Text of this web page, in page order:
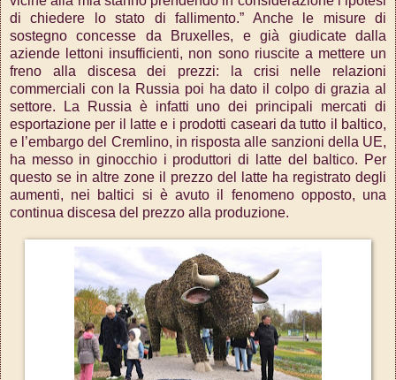
di chiedere lo stato di fallimento.” Anche le misure di
sostegno concesse da Bruxelles, e già giudicate dalla
aziende lettoni insufficienti, non sono riuscite a mettere un
freno alla discesa dei prezzi: la crisi nelle relazioni
commerciali con la Russia poi ha dato il colpo di grazia al
settore. La Russia è infatti uno dei principali mercati di
esportazione per il latte e i prodotti caseari da tutto il baltico,
e l’embargo del Cremlino, in risposta alle sanzioni della UE,
ha messo in ginocchio i produttori di latte del baltico. Per
questo se in altre zone il prezzo del latte ha registrato degli
aumenti, nei baltici si è avuto il fenomeno opposto, una
continua discesa del prezzo alla produzione.